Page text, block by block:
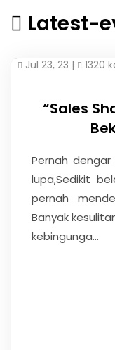
Latest-
Jul 23, 23 | 1320
“Sales
Pernah dengar
lupa,Sedikit
pernah
Banyak
kebingunga...